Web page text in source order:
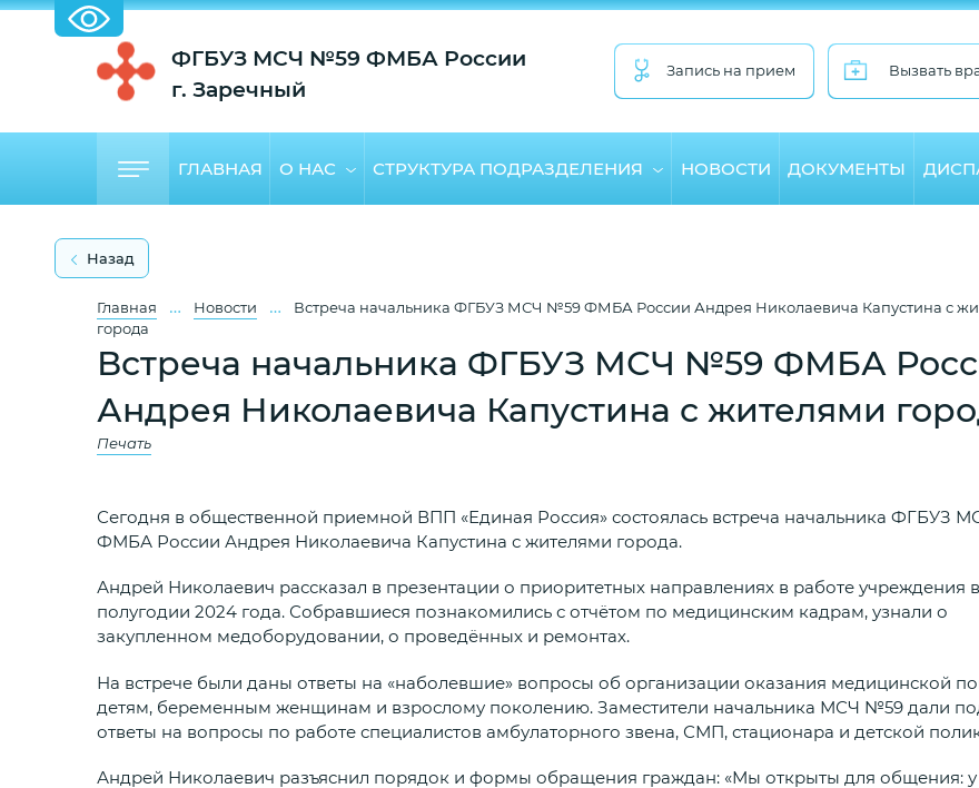
ФГБУЗ МСЧ №59 ФМБА России
г. Заречный
Запись на прием Вызвать
ГЛАВНАЯ О НАС СТРУКТУРА ПОДРАЗДЕЛЕНИЯ НОВОСТИ ДОКУМЕНТЫ
Назад
Главная … Новости …
Встреча начальника ФГБУЗ МСЧ №59 ФМБА России Андрея Николаевича Капустина с
города
Встреча начальника ФГБУЗ МСЧ №59 ФМБА
Андрея Николаевича Капустина с жителями
Печать
Сегодня в общественной приемной ВПП «Единая Россия» состоялась встреча начальника ФГБУЗ
ФМБА России Андрея Николаевича Капустина с жителями города.
Андрей Николаевич рассказал в презентации о приоритетных направлениях в работе учреждения
полугодии 2024 года. Собравшиеся познакомились с отчётом по медицинским кадрам, узнали о
закупленном медоборудовании, о проведённых и ремонтах.
На встрече были даны ответы на «наболевшие» вопросы об организации оказания медицинской
детям, беременным женщинам и взрослому поколению. Заместители начальника МСЧ №59 дали
ответы на вопросы по работе специалистов амбулаторного звена, СМП, стационара и детской
Андрей Николаевич разъяснил порядок и формы обращения граждан: «Мы открыты для общения: у